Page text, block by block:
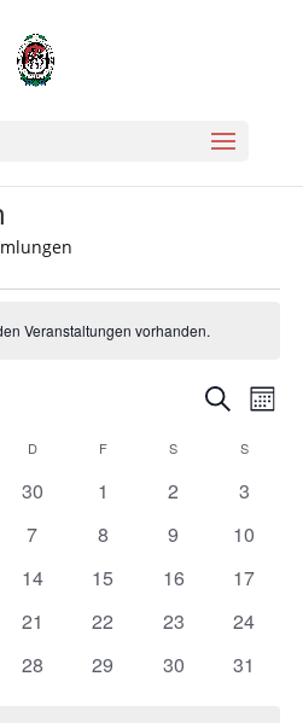
Veranstaltungen vorhanden.
Suche
und
Suche
DDONNERSTAG
FFREITAG S SAMSTAGS
0
30
0
1
0
2
0
3
0
7
0
8
0
9
0
10
0
14
0
15
0
16
0
17
0
21
0
22
0
23
0
24
0
28
0
29
0
30
0
31